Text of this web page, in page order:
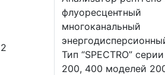
флуоресцентный
многоканальный
Тип “SPECTRO” серии
200, 400 моделей